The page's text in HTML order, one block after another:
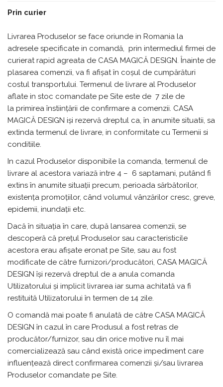
Prin curier
Livrarea Produselor se face oriunde in Romania la
adresele specificate in comandă, prin intermediul firmei de
curierat rapid agreata de CASA MAGICĂ DESIGN. Înainte de
plasarea comenzii, va fi afișat în coșul de cumpărături
costul transportului. Termenul de livrare al Produselor
aflate in stoc comandate pe Site este de 7 zile de
la primirea înstiințării de confirmare a comenzii. CASA
MAGICĂ DESIGN iși rezervă dreptul ca, în anumite situatii, sa
extinda termenul de livrare, in conformitate cu Termenii si
conditiile.
In cazul Produselor disponibile la comanda, termenul de
livrare al acestora variază intre 4 – 6 saptamani, putând fi
extins în anumite situații precum, perioada sărbătorilor,
existența promoțiilor, când volumul vânzărilor cresc, greve,
epidemii, inundații etc.
Dacă în situația în care, după lansarea comenzii, se
descoperă că prețul Produselor sau caracteristicile
acestora erau afișate eronat pe Site, sau au fost
modificate de către furnizori/producători, CASA MAGICĂ
DESIGN își rezervă dreptul de a anula comanda
Utilizatorului și implicit livrarea iar suma achitată va fi
restituită Utilizatorului în termen de 14 zile.
O comandă mai poate fi anulată de către CASA MAGICĂ
DESIGN în cazul în care Produsul a fost retras de
producător/furnizor, sau din orice motive nu îl mai
comercializează sau când există orice impediment care
influențează direct confirmarea comenzii și/sau livrarea
Produselor comandate pe Site.